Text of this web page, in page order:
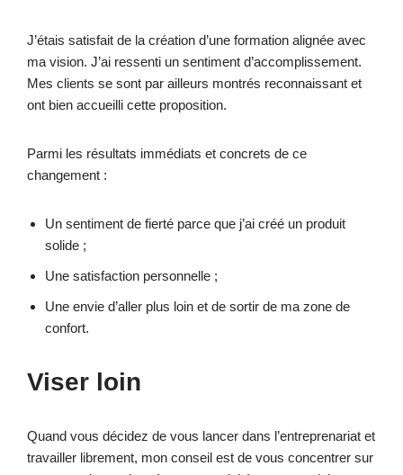
J’étais satisfait de la création d’une formation alignée avec
ma vision. J’ai ressenti un sentiment d’accomplissement.
Mes clients se sont par ailleurs montrés reconnaissant et
ont bien accueilli cette proposition.
Parmi les résultats immédiats et concrets de ce
changement :
Un sentiment de fierté parce que j’ai créé un produit
solide ;
Une satisfaction personnelle ;
Une envie d’aller plus loin et de sortir de ma zone de
confort.
Viser loin
Quand vous décidez de vous lancer dans l’entreprenariat et
travailler librement, mon conseil est de vous concentrer sur